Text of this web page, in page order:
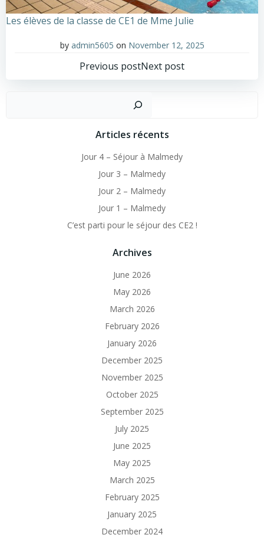
Les élèves de la classe de CE1 de Mme Julie
by admin5605 on November 12, 2025
Post
navigation
Previous postPost
navigation
Next post
Articles récents
Jour 4 – Séjour à Malmedy
Jour 3 – Malmedy
Jour 2 – Malmedy
Jour 1 – Malmedy
C’est parti pour le séjour des CE2 !
Archives
June 2026
May 2026
March 2026
February 2026
January 2026
December 2025
November 2025
October 2025
September 2025
July 2025
June 2025
May 2025
March 2025
February 2025
January 2025
December 2024